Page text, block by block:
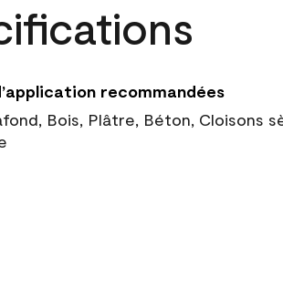
recommandées
Bois, Plâtre, Béton, Cloisons